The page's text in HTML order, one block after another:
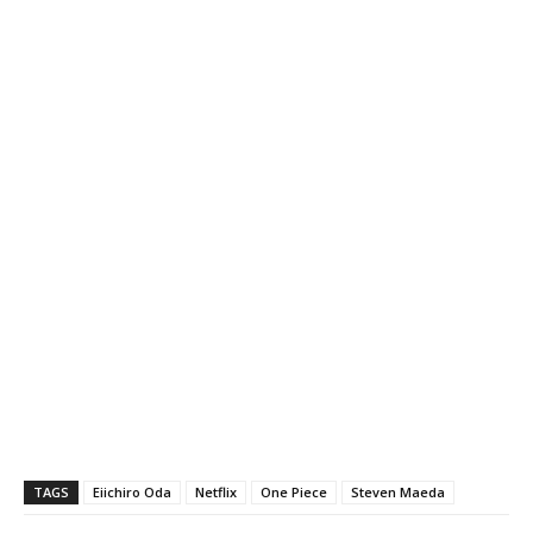
TAGS Eiichiro Oda Netflix One Piece Steven Maeda